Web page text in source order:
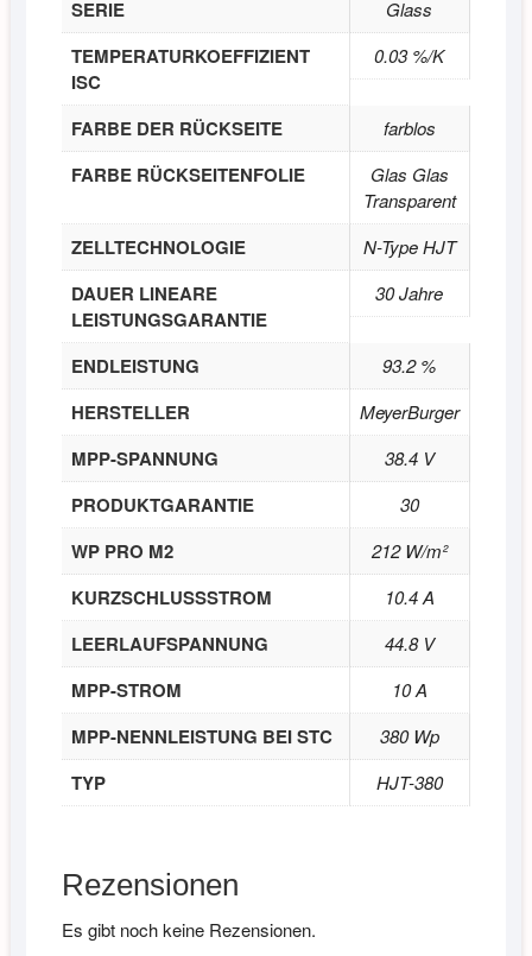
SERIE Glass
TEMPERATURKOEFFIZIENT
ISC
0.03 %/K
FARBE DER RÜCKSEITE farblos
FARBE RÜCKSEITENFOLIE
Glas Glas
Transparent
ZELLTECHNOLOGIE N-Type HJT
DAUER LINEARE
LEISTUNGSGARANTIE
30 Jahre
ENDLEISTUNG 93.2 %
HERSTELLER MeyerBurger
MPP-SPANNUNG 38.4 V
PRODUKTGARANTIE 30
WP PRO M2 212 W/m²
KURZSCHLUSSSTROM 10.4 A
LEERLAUFSPANNUNG 44.8 V
MPP-STROM 10 A
MPP-NENNLEISTUNG BEI STC 380 Wp
TYP HJT-380
Rezensionen
Es gibt noch keine Rezensionen.